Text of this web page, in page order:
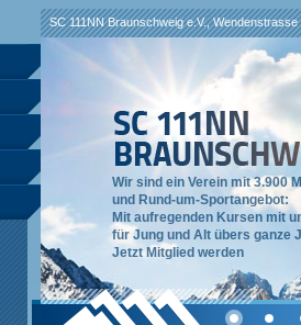
SC 111NN Braunschweig e.V.,
1
Wir sind ein Verein mit 3.900
und Rund-um-Sportangebot:
Mit aufregenden Kursen mit
für Jung und Alt übers ganze
Jetzt Mitglied werden